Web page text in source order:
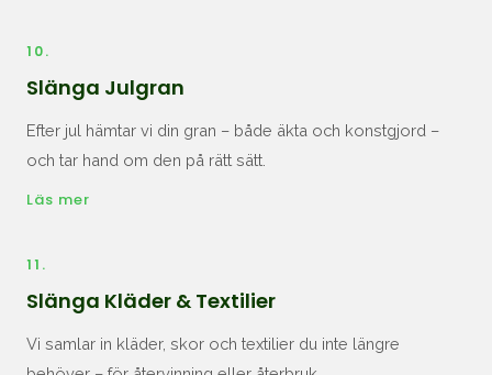
10.
Slänga Julgran
Efter jul hämtar vi din gran – både äkta och konstgjord –
och tar hand om den på rätt sätt.
Läs mer
11.
Slänga Kläder & Textilier
Vi samlar in kläder, skor och textilier du inte längre